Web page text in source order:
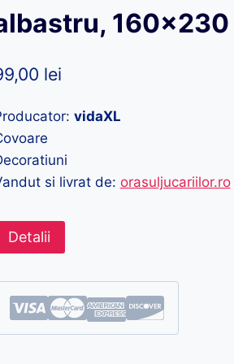
160×230
lei
vidaXL
si livrat de: orasuljucariilor.ro
Detalii